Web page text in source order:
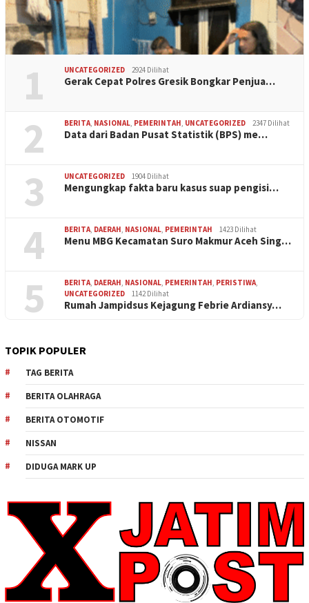
1 UNCATEGORIZED 2924 Dilihat
Gerak Cepat Polres Gresik Bongkar Penjua…
2 BERITA, NASIONAL, PEMERINTAH, UNCATEGORIZED 2347 Dilihat
Data dari Badan Pusat Statistik (BPS) me…
3 UNCATEGORIZED 1904 Dilihat
Mengungkap fakta baru kasus suap pengisi…
4 BERITA, DAERAH, NASIONAL, PEMERINTAH 1423 Dilihat
Menu MBG Kecamatan Suro Makmur Aceh Sing…
5 BERITA, DAERAH, NASIONAL, PEMERINTAH, PERISTIWA,
UNCATEGORIZED
1142 Dilihat
Rumah Jampidsus Kejagung Febrie Ardiansy…
TOPIK POPULER
TAG BERITA
BERITA OLAHRAGA
BERITA OTOMOTIF
NISSAN
DIDUGA MARK UP